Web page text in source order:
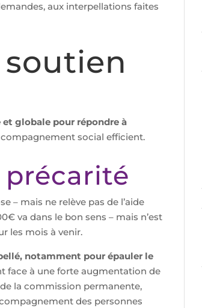
aux interpellations faites
globale pour répondre à
social efficient.
– mais ne relève pas de l’aide
va dans le bon sens – mais n’est
les mois à venir.
notamment pour épauler le
face à une forte augmentation de
la commission permanente,
des personnes